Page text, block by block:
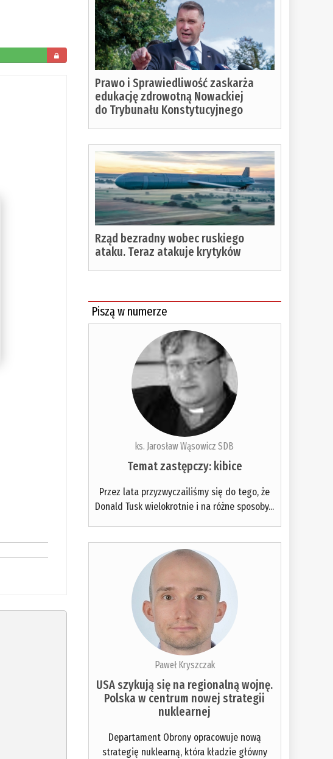
Prawo i Sprawiedliwość zaskarża
edukację zdrowotną Nowackiej
do Trybunału Konstytucyjnego
Rząd bezradny wobec ruskiego
ataku. Teraz atakuje krytyków
Piszą w numerze
ks. Jarosław Wąsowicz SDB
Temat zastępczy: kibice
Przez lata przyzwyczailiśmy się do tego, że
Donald Tusk wielokrotnie i na różne sposoby...
Paweł Kryszczak
USA szykują się na regionalną wojnę.
Polska w centrum nowej strategii
nuklearnej
Departament Obrony opracowuje nową
strategię nuklearną, która kładzie główny